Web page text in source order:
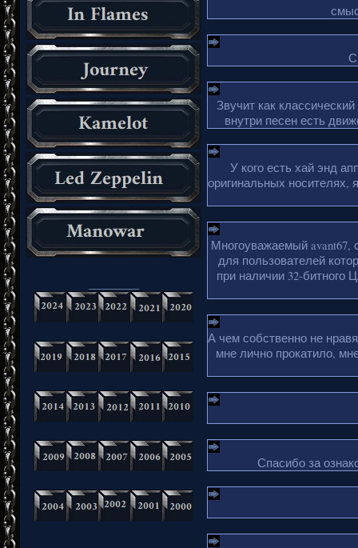
Звучит как
внутри песен есть
У кого есть хай энд
оригинальных
Многоуважаемый
для пользователей
при наличии 32-битного
А чем собственно не
мне лично прокатило,
Спасибо за